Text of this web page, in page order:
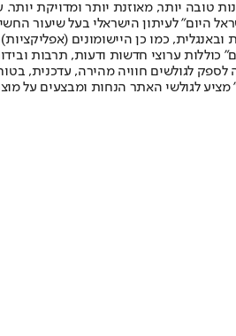
טובה יותר, מאוזנת יותר ומדויקת
המודפסת הראשונה פורסמה ב-30 ביולי 2007, וב-2010 הפך
ערוצי חדשות ודעות, תרבות
לספק לגולשים חוויה מהירה,
לגולשי האתר הנחות ומבצעים על